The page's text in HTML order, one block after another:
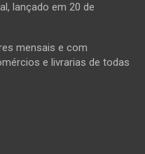
lançado em 20 de
mensais e com
e livrarias de todas